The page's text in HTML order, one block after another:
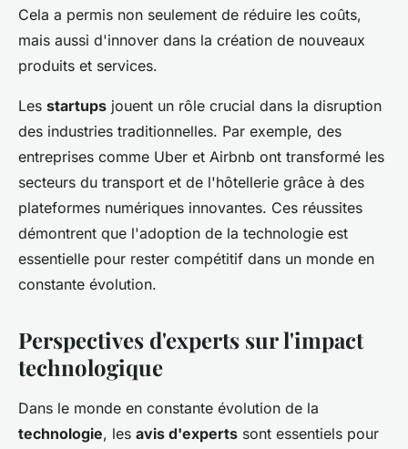
Cela a permis non seulement de réduire les coûts,
mais aussi d'innover dans la création de nouveaux
produits et services.
Les startups jouent un rôle crucial dans la disruption
des industries traditionnelles. Par exemple, des
entreprises comme Uber et Airbnb ont transformé les
secteurs du transport et de l'hôtellerie grâce à des
plateformes numériques innovantes. Ces réussites
démontrent que l'adoption de la technologie est
essentielle pour rester compétitif dans un monde en
constante évolution.
Perspectives d'experts sur l'impact
technologique
Dans le monde en constante évolution de la
technologie, les avis d'experts sont essentiels pour